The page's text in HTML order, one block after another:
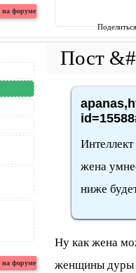
жена
ниже
Ну как жена
женщины дуры